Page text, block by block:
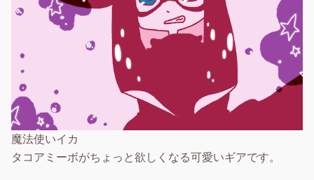
魔法使いイカ
タコアミーボがちょっと欲しくなる可愛いギアです。